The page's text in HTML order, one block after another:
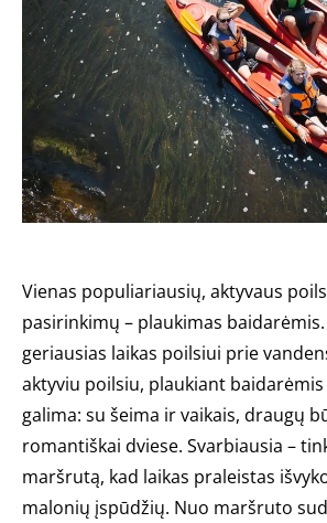
Vienas populiariausių, aktyvaus
pasirinkimų – plaukimas baidarėmis.
geriausias laikas poilsiui prie
aktyviu poilsiu, plaukiant
galima: su šeima ir vaikais, draugų
romantiškai dviese. Svarbiausia –
maršrutą, kad laikas praleistas
malonių įspūdžių. Nuo maršruto